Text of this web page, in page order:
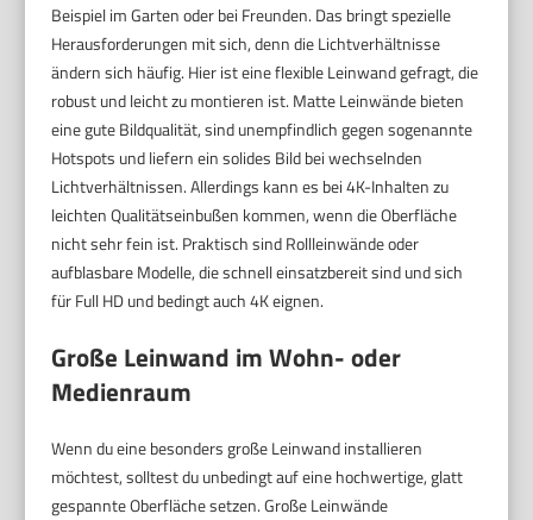
Beispiel im Garten oder bei Freunden. Das bringt spezielle
Herausforderungen mit sich, denn die Lichtverhältnisse
ändern sich häufig. Hier ist eine flexible Leinwand gefragt, die
robust und leicht zu montieren ist. Matte Leinwände bieten
eine gute Bildqualität, sind unempfindlich gegen sogenannte
Hotspots und liefern ein solides Bild bei wechselnden
Lichtverhältnissen. Allerdings kann es bei 4K-Inhalten zu
leichten Qualitätseinbußen kommen, wenn die Oberfläche
nicht sehr fein ist. Praktisch sind Rollleinwände oder
aufblasbare Modelle, die schnell einsatzbereit sind und sich
für Full HD und bedingt auch 4K eignen.
Große Leinwand im Wohn- oder
Medienraum
Wenn du eine besonders große Leinwand installieren
möchtest, solltest du unbedingt auf eine hochwertige, glatt
gespannte Oberfläche setzen. Große Leinwände